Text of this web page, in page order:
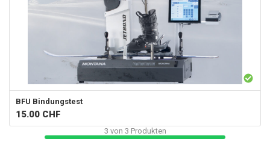
BFU Bindungstest
15.00 CHF
3 von 3 Produkten